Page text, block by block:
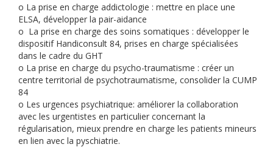
o La prise en charge addictologie : mettre en place une
ELSA, développer la pair-aidance
o La prise en charge des soins somatiques : développer le
dispositif Handiconsult 84, prises en charge spécialisées
dans le cadre du GHT
o La prise en charge du psycho-traumatisme : créer un
centre territorial de psychotraumatisme, consolider la CUMP
84
o Les urgences psychiatrique: améliorer la collaboration
avec les urgentistes en particulier concernant la
régularisation, mieux prendre en charge les patients mineurs
en lien avec la pyschiatrie.